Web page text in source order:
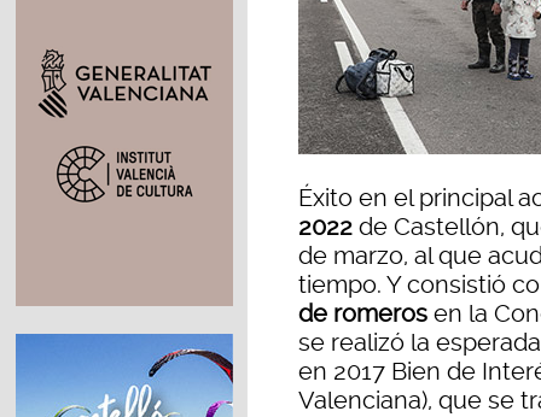
Éxito en el principal
2022 de Castellón,
de marzo, al que
tiempo. Y consistió
de romeros en la
se realizó la
en 2017 Bien de
Valenciana), que se